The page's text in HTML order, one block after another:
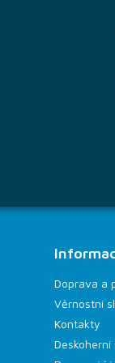
Doprava a
Věrnostní
Kontakty